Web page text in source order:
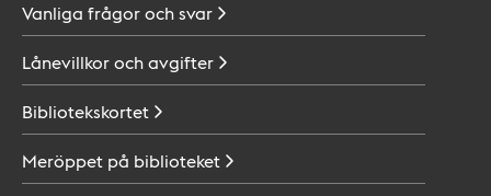
Vanliga frågor ochsvar
Lånevillkor ochavgifter
Bibliotekskortet
Meröppet på biblioteket